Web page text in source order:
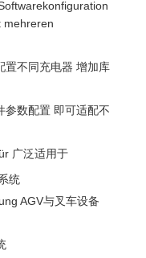
mehreren
置不同充电器 增加库
参数配置 即可适配不
广泛适用于
统
AGV与叉车设备